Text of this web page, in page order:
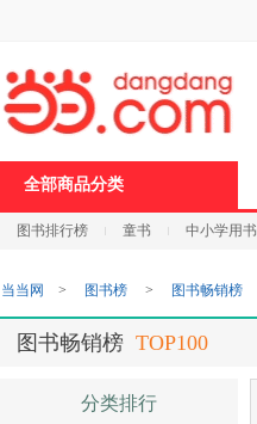
全部商品分类
图书排行榜 童书 中小学用书
当当网 > 图书榜 > 图书畅销榜
图书畅销榜 TOP100
分类排行
打
开
无
障
页
加